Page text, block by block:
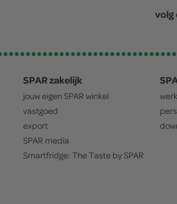
volg
SPAR zakelijk
jouw eigen SPAR winkel
vastgoed
export
SPAR media
Smartfridge: The Taste bySPAR